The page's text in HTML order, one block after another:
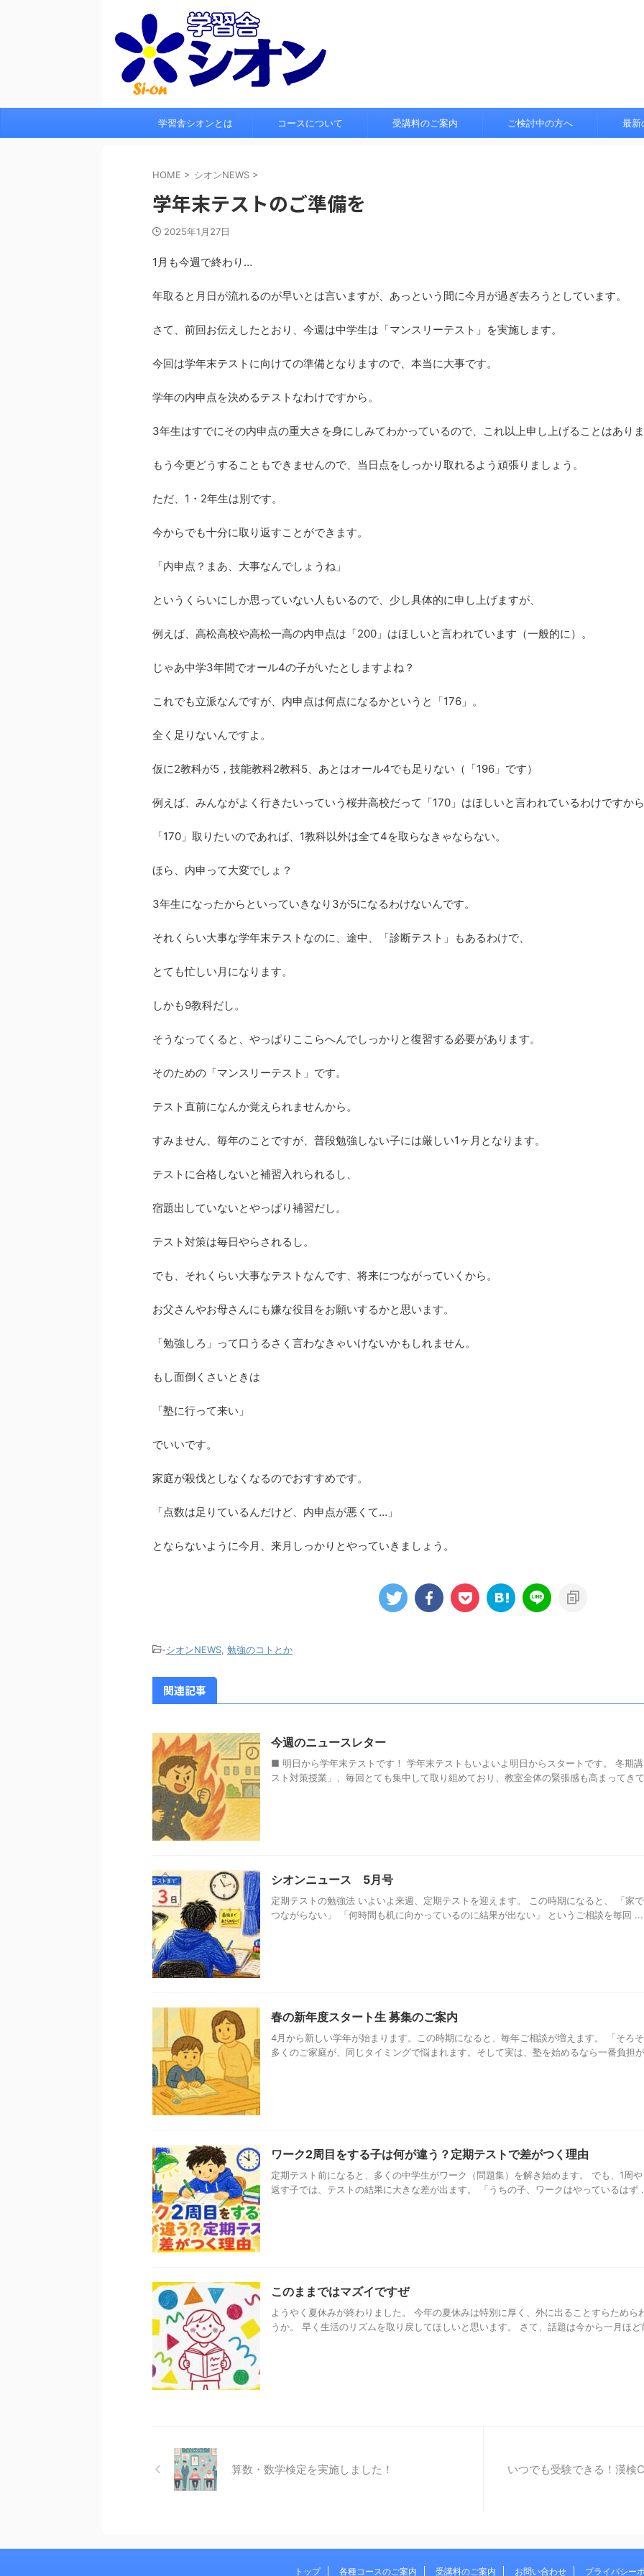
学習舎シオンとは コースについて 受講料のご案内 ご検討中の方へ 最新
HOME > シオンNEWS >
学年末テストのご準備を
2025年1月27日
1月も今週で終わり…
年取ると月日が流れるのが早いとは言いますが、あっという間に今月が過ぎ去ろうとしています。
さて、前回お伝えしたとおり、今週は中学生は「マンスリーテスト」を実施します。
今回は学年末テストに向けての準備となりますので、本当に大事です。
学年の内申点を決めるテストなわけですから。
3年生はすでにその内申点の重大さを身にしみてわかっているので、これ以上申し上げることはあり
もう今更どうすることもできませんので、当日点をしっかり取れるよう頑張りましょう。
ただ、1・2年生は別です。
今からでも十分に取り返すことができます。
「内申点？まあ、大事なんでしょうね」
というくらいにしか思っていない人もいるので、少し具体的に申し上げますが、
例えば、高松高校や高松一高の内申点は「200」はほしいと言われています（一般的に）。
じゃあ中学3年間でオール4の子がいたとしますよね？
これでも立派なんですが、内申点は何点になるかというと「176」。
全く足りないんですよ。
仮に2教科が5，技能教科2教科5、あとはオール4でも足りない（「196」です）
例えば、みんながよく行きたいっていう桜井高校だって「170」はほしいと言われているわけですか
「170」取りたいのであれば、1教科以外は全て4を取らなきゃならない。
ほら、内申って大変でしょ？
3年生になったからといっていきなり3が5になるわけないんです。
それくらい大事な学年末テストなのに、途中、「診断テスト」もあるわけで、
とても忙しい月になります。
しかも9教科だし。
そうなってくると、やっぱりここらへんでしっかりと復習する必要があります。
そのための「マンスリーテスト」です。
テスト直前になんか覚えられませんから。
すみません、毎年のことですが、普段勉強しない子には厳しい1ヶ月となります。
テストに合格しないと補習入れられるし、
宿題出していないとやっぱり補習だし。
テスト対策は毎日やらされるし。
でも、それくらい大事なテストなんです、将来につながっていくから。
お父さんやお母さんにも嫌な役目をお願いするかと思います。
「勉強しろ」って口うるさく言わなきゃいけないかもしれません。
もし面倒くさいときは
「塾に行って来い」
でいいです。
家庭が殺伐としなくなるのでおすすめです。
「点数は足りているんだけど、内申点が悪くて…」
とならないように今月、来月しっかりとやっていきましょう。
-シオンNEWS 勉強のコトとか
関連記事
今週のニュースレター
■ 明日から学年末テストです！ 学年末テストもいよいよ明日からスタートです。 冬期
スト対策授業」、毎回とても集中して取り組めており、教室全体の緊張感も高まってき
シオンニュース 5月号
定期テストの勉強法 いよいよ来週、定期テストを迎えます。 この時期になると、 「家
つながらない」 「何時間も机に向かっているのに結果が出ない」 というご相談を毎回 ...
春の新年度スタート生 募集のご案内
4月から新しい学年が始まります。この時期になると、毎年ご相談が増えます。 「そろ
多くのご家庭が、同じタイミングで悩まれます。そして実は、塾を始めるなら一番負担
ワーク2周目をする子は何が違う？定期テストで差がつく理由
定期テスト前になると、多くの中学生がワーク（問題集）を解き始めます。 でも、1周
返す子では、テストの結果に大きな差が出ます。 「うちの子、ワークはやっているはず
このままではマズイですぜ
ようやく夏休みが終わりました。 今年の夏休みは特別に厚く、外に出ることすらため
うか。 早く生活のリズムを取り戻してほしいと思います。 さて、話題は今から一月ほ
算数・数学検定を実施しました！ いつでも受験できる！漢検
トップ 各種コースのご案内 受講料のご案内 お問い合わせ プライバシー